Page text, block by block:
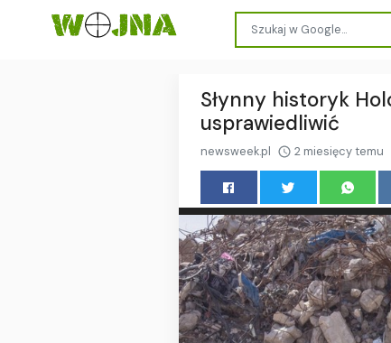
Słynny historyk
usprawiedliwić
newsweek.pl 2 miesięcy temu